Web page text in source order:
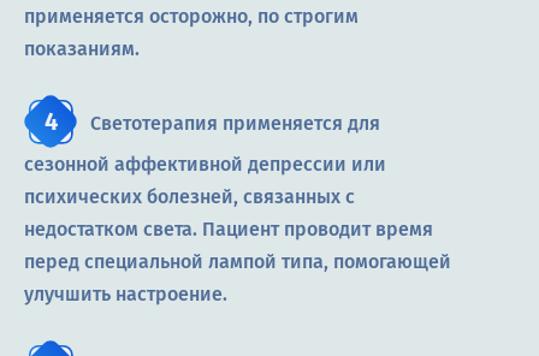
применяется осторожно, по строгим
показаниям.
Светотерапия применяется для
сезонной аффективной депрессии или
психических болезней, связанных с
недостатком света. Пациент проводит время
перед специальной лампой типа, помогающей
улучшить настроение.